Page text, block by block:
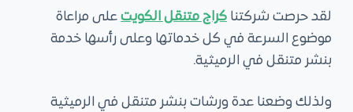
لقد حرصت شركتنا كراج متنقل الكويتعلى مراعاة
موضوع السرعة في كل خدماتها وعلى رأسها خدمة
بنشر متنقل في الرميثية.
ولذلك وضعنا عدة ورشات بنشر متنقل في الرميثية